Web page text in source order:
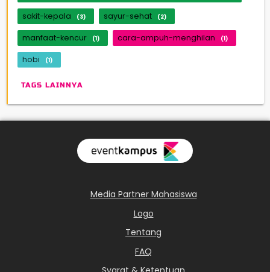
sakit-kepala (3) sayur-sehat (2)
manfaat-kencur (1) cara-ampuh-menghilan (1)
hobi (1)
TAGS LAINNYA
Media Partner Mahasiswa
Logo
Tentang
FAQ